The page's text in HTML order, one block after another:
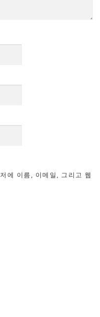
에 이름, 이메일, 그리고 웹